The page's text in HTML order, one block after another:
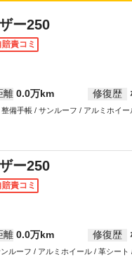
ー250
責コミ
離 0.0万km 修復歴
手帳 / サンルーフ / アルミホイー
ー250
責コミ
離 0.0万km 修復歴
ルーフ / アルミホイール / 革シー